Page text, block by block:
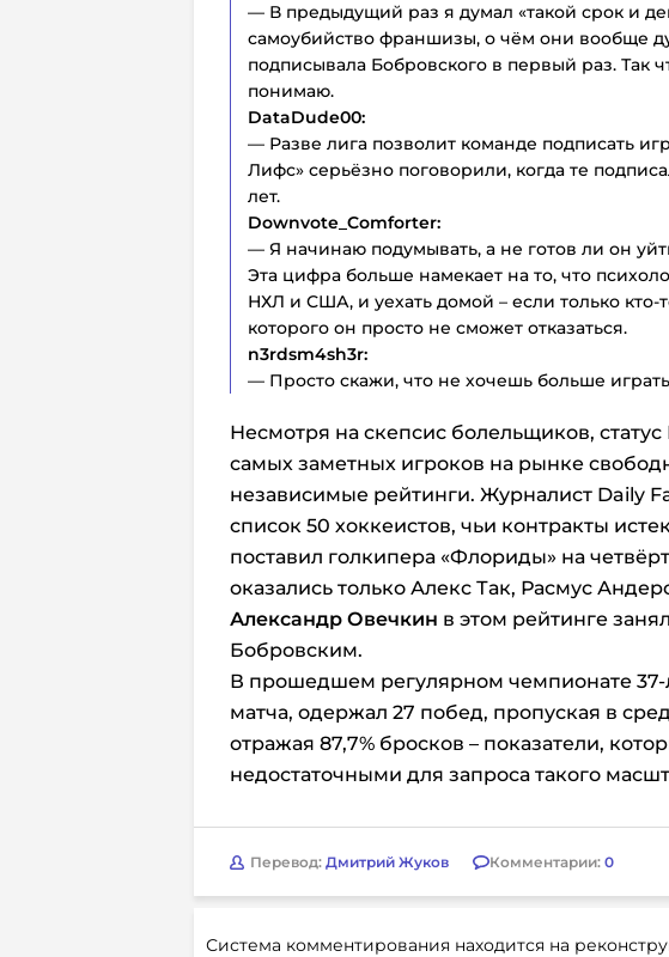
— В предыдущий раз я думал «такой срок и
самоубийство франшизы, о чём они вообще
подписывала Бобровского в первый раз. Так
понимаю.
DataDude00:
— Разве лига позволит команде подписать
Лифс» серьёзно поговорили, когда те
лет.
Downvote_Comforter:
— Я начинаю подумывать, а не готов ли он
Эта цифра больше намекает на то, что
НХЛ и США, и уехать домой – если только кто-
которого он просто не сможет отказаться.
n3rdsm4sh3r:
— Просто скажи, что не хочешь больше
Несмотря на скепсис болельщиков,
самых заметных игроков на рынке
независимые рейтинги. Журналист Daily
список 50 хоккеистов, чьи контракты
поставил голкипера «Флориды» на
оказались только Алекс Так, Расмус
Александр Овечкин в этом рейтинге
Бобровским.
В прошедшем регулярном чемпионате 37-
матча, одержал 27 побед, пропуская в
отражая 87,7% бросков – показатели,
недостаточными для запроса такого
Перевод: Дмитрий Жуков Комментарии: 0
Система комментирования находится на